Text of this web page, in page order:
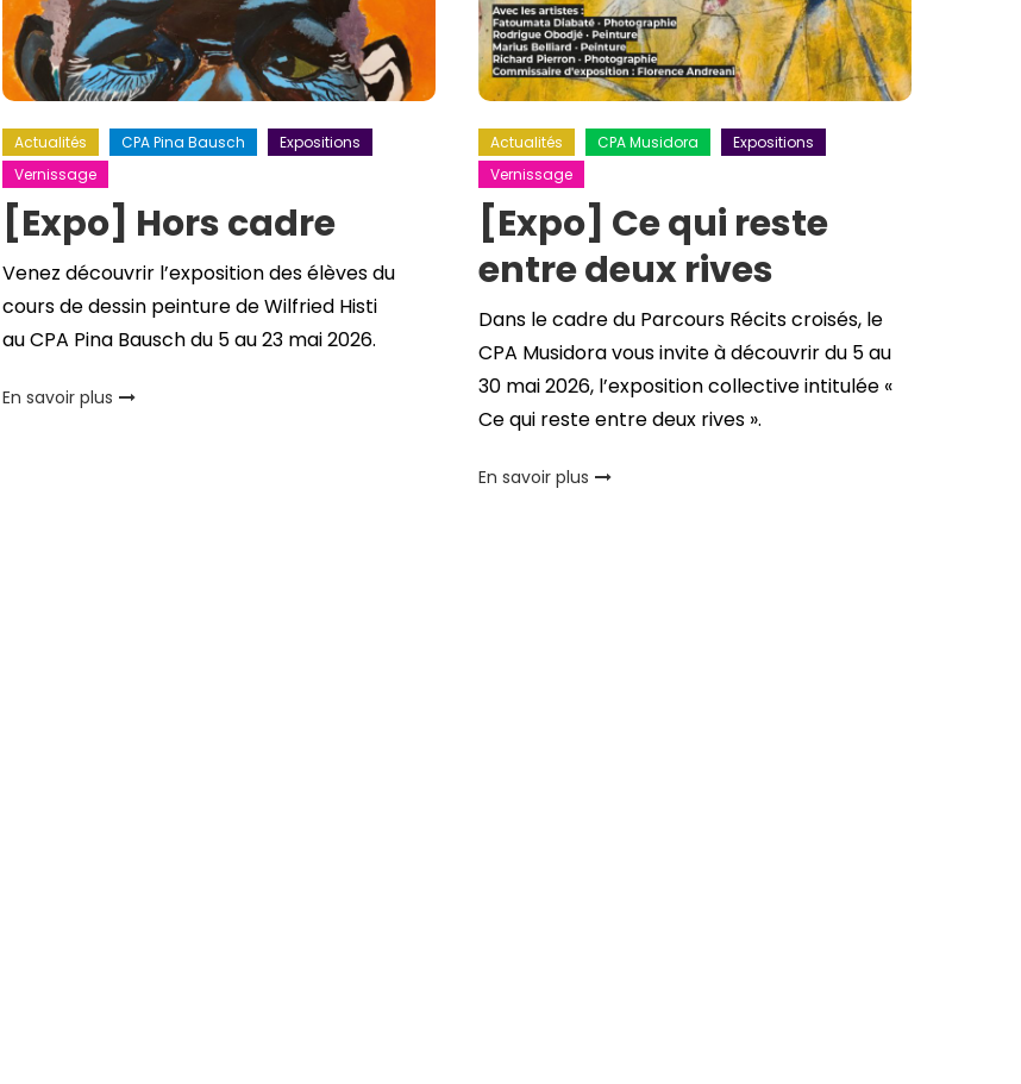
Actualités CPA Pina Bausch
Expositions
Vernissage
[Expo] Hors cadre
Venez découvrir l’exposition des élèves du
cours de dessin peinture de Wilfried Histi
au CPA Pina Bausch du 5 au 23 mai 2026.
En savoir plus
Actualités CPA Musidora
Expositions
Vernissage
[Expo] Ce qui reste
entre deux rives
Dans le cadre du Parcours Récits croisés, le
CPA Musidora vous invite à découvrir du 5 au
30 mai 2026, l’exposition collective intitulée «
Ce qui reste entre deux rives ».
En savoir plus